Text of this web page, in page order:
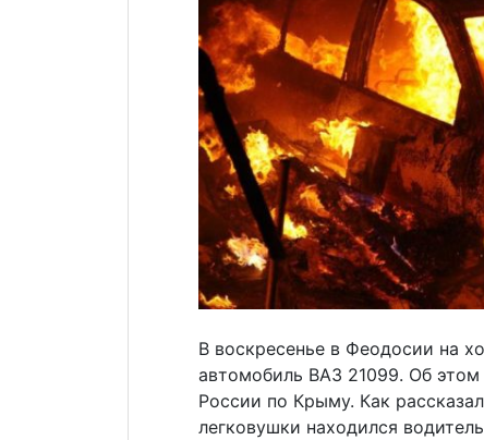
В воскресенье в Феодосии на
автомобиль ВАЗ 21099. Об
России по Крыму. Как
легковушки находился